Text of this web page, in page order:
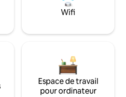
Wifi
Espace de travail
pour ordinateur